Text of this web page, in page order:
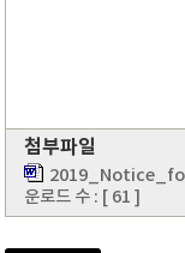
첨부파일
운로드 수 : [ 61 ]